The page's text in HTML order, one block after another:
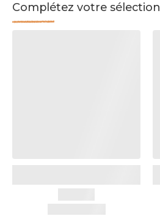
Complétez votre sélection